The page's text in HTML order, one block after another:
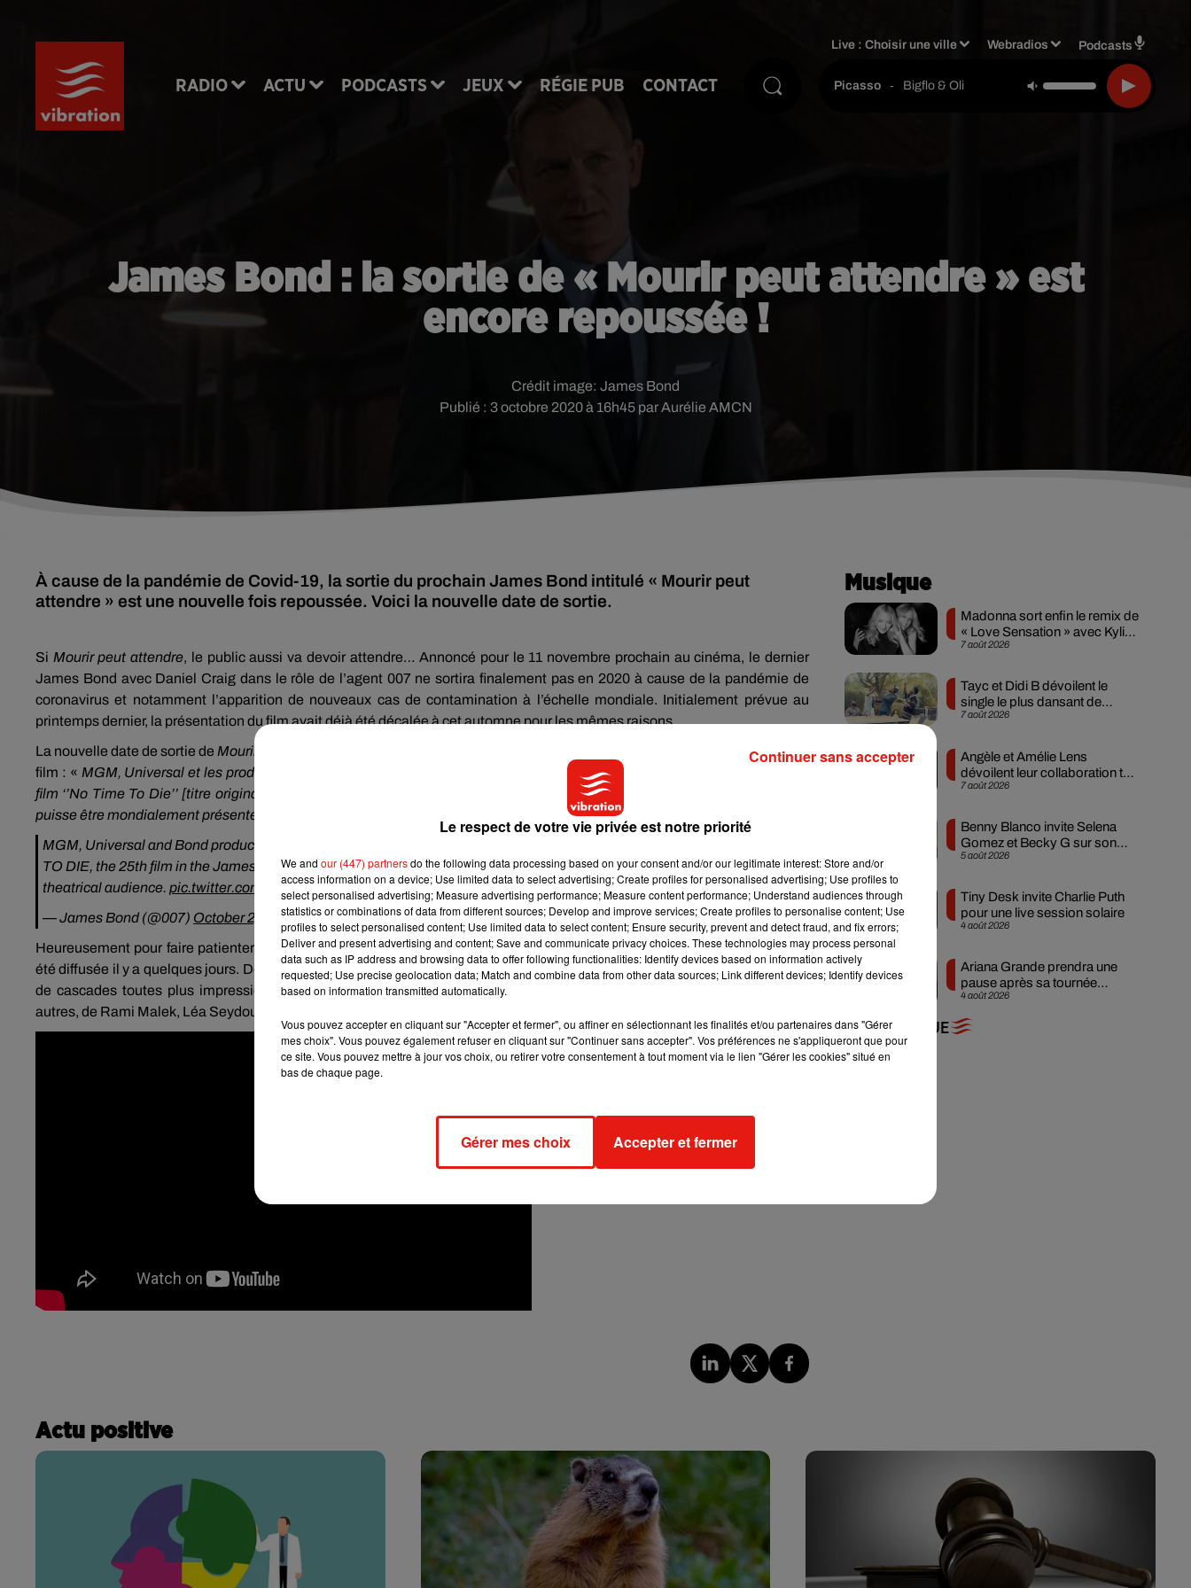
RADIO ACTU PODCASTS JEUX RÉGIE PUB CONTACT
Live :Choisir une ville Webradios Podcasts
Picasso - Bigflo & Oli
James Bond : la sortie de « Mourir peut attendre » est
encore repoussée !
Publié : 3 octobre 2020 à 16h45 par Aurélie AMCN
Crédit image: James Bond
À cause de la pandémie de Covid-19, la sortie du prochain James Bond intitulé « Mourir peut
attendre » est une nouvelle fois repoussée. Voici la nouvelle date de sortie.
Si Mourir peut attendre, le public aussi va devoir attendre… Annoncé pour le 11 novembre prochain au cinéma, le dernier
James Bond avec Daniel Craig dans le rôle de l’agent 007 ne sortira finalement pas en 2020 à cause de la pandémie de
coronavirus et notamment l’apparition de nouveaux cas de contamination à l’échelle mondiale. Initialement prévue au
printemps dernier, la présentation du film avait déjà été décalée à cet automne pour les mêmes raisons.
La nouvelle date de sortie de Mourir peut attendre
a ainsi été dévoilée officiellement ce vendredi 2 octobre par les équipes du
film : « MGM, Universal et les producteurs, Michael G. Wilson et Barbara Broccoli, ont annoncé aujourd’hui que la sortie du
film ‘’No Time To Die’’ [titre original], le 25ème film de la saga James Bond, sera reportée au 2 avril 2021 afin que celui-ci
puisse être mondialement présenté au cinéma
MGM, Universal and Bond producers, Michael G. Wilson and Barbara Broccoli, today announced the release of NO TIME
TO DIE, the 25th film in the James Bond series, will be delayed until 2 April 2021 in order to be seen by a worldwide
theatrical audience. pic.twitter.com/NqHlU24Ho3
— James Bond (@007) October 2, 2020
Heureusement pour faire patienter les fans de l’agent 007, une toute nouvelle bande-annonce avec des images inédites a
été diffusée il y a quelques jours. Deux minutes et trente secondes explosives au cours desquelles James Bond nous régale
de cascades toutes plus impressionnantes les unes que les autres aux côtés d’un casting cinq étoiles composé, entre
autres, de Rami Malek, Léa Seydoux, Lashana Lynch ou encore Naomi Harris et Jeffrey Fiennes.
Musique
7 août 2026
Madonna sort enfin le remix de
« Love Sensation » avec Kylie
Minogue
7 août 2026
Tayc et Didi B dévoilent le
single le plus dansant de
l’année
7 août 2026
Angèle et Amélie Lens
dévoilent leur collaboration tant
attendue
5 août 2026
Benny Blanco invite Selena
Gomez et Becky G sur son
nouveau single
4 août 2026
Tiny Desk invite Charlie Puth
pour une live session solaire
4 août 2026
Ariana Grande prendra une
pause après sa tournée
mondiale
+ DE MUSIQUE
Actu positive
Le respect de votre vie privée est notre priorité
We and our (447) partnersdo the following data processing based on your consent and/or our legitimate interest: Store and/or
access information on a device; Use limited data to select advertising; Create profiles for personalised advertising; Use profiles to
select personalised advertising; Measure advertising performance; Measure content performance; Understand audiences through
statistics or combinations of data from different sources; Develop and improve services; Create profiles to personalise content; Use
profiles to select personalised content; Use limited data to select content; Ensure security, prevent and detect fraud, and fix errors;
Deliver and present advertising and content; Save and communicate privacy choices. These technologies may process personal
data such as IP address and browsing data to offer following functionalities: Identify devices based on information actively
requested; Use precise geolocation data; Match and combine data from other data sources; Link different devices; Identify devices
based on information transmitted automatically.
Vous pouvez accepter en cliquant sur "Accepter et fermer", ou affiner en sélectionnant les finalités et/ou partenaires dans "Gérer
mes choix". Vous pouvez également refuser en cliquant sur "Continuer sans accepter". Vos préférences ne s'appliqueront que pour
ce site. Vous pouvez mettre à jour vos choix, ou retirer votre consentement à tout moment via le lien "Gérer les cookies" situé en
bas de chaque page.
Gérer mes choix Accepter et fermer
Continuer sans accepter